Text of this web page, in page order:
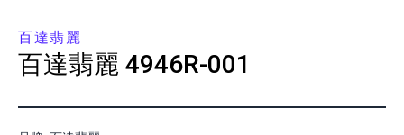
百達翡麗
百達翡麗 4946R-001